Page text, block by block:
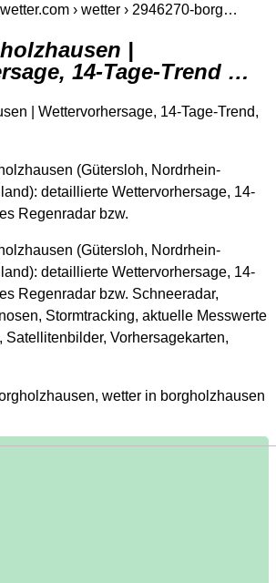
› wetter › 2946270-borg…
|
14-Tage-Trend …
| Wettervorhersage, 14-Tage-Trend,
(Gütersloh, Nordrhein-
detaillierte Wettervorhersage, 14-
Regenradar bzw.
(Gütersloh, Nordrhein-
detaillierte Wettervorhersage, 14-
Regenradar bzw. Schneeradar,
Stormtracking, aktuelle Messwerte
Satellitenbilder, Vorhersagekarten,
wetter in borgholzhausen